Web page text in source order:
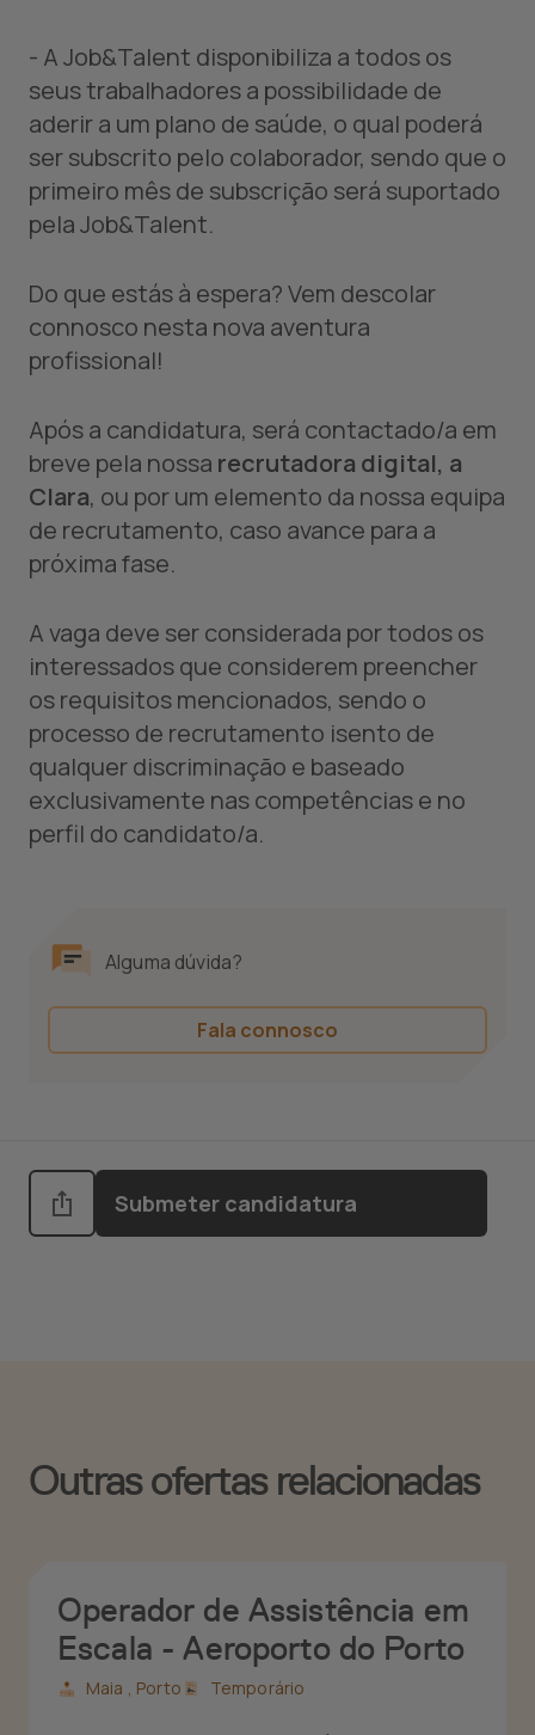
- A Job&Talent disponibiliza a todos os
seus trabalhadores a possibilidade de
aderir a um plano de saúde, o qual poderá
ser subscrito pelo colaborador, sendo que o
primeiro mês de subscrição será suportado
pela Job&Talent.
Do que estás à espera? Vem descolar
connosco nesta nova aventura
profissional!
Após a candidatura, será contactado/a em
breve pela nossa recrutadora digital, a
Clara, ou por um elemento da nossa equipa
de recrutamento, caso avance para a
próxima fase.
A vaga deve ser considerada por todos os
interessados que considerem preencher
os requisitos mencionados, sendo o
processo de recrutamento isento de
qualquer discriminação e baseado
exclusivamente nas competências e no
perfil do candidato/a.
Alguma dúvida?
Fala connosco
Submeter candidatura
Outras ofertas relacionadas
Operador de Assistência em
Escala - Aeroporto do Porto
Maia , Porto Temporário